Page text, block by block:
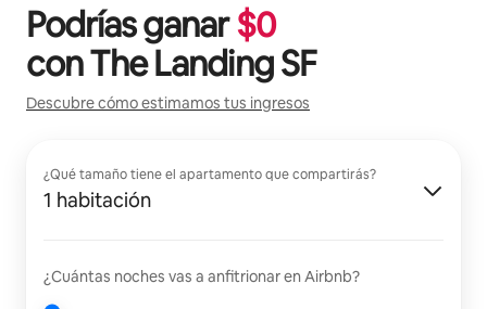
Podrías ganar$0
conThe Landing SF
Descubre cómo estimamos tus ingresos
¿Qué tamaño tiene el apartamento que compartirás?
1 habitación
¿Cuántas noches vas a anfitrionar en Airbnb?